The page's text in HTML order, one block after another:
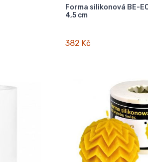
Forma silikonová BE-
4,5 cm
382 Kč